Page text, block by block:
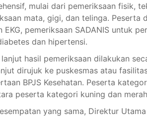
mulai dari pemeriksaan fisik,
mata, gigi, dan telinga.
EKG, pemeriksaan SADANIS untuk
dan hipertensi.
hasil pemeriksaan dilakukan
dirujuk ke puskesmas atau
BPJS Kesehatan. Peserta
peserta kategori kuning dan
yang sama, Direktur